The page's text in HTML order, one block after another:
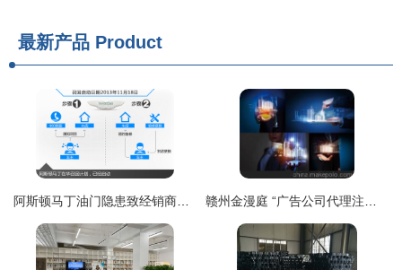
最新产品 Product